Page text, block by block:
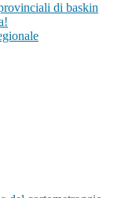
di baskin